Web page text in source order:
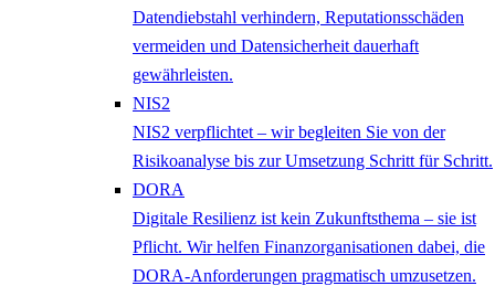
Datendiebstahl verhindern, Reputationsschäden
vermeiden und Datensicherheit dauerhaft
gewährleisten.
NIS2
NIS2 verpflichtet – wir begleiten Sie von der
Risikoanalyse bis zur Umsetzung Schritt für Schritt.
DORA
Digitale Resilienz ist kein Zukunftsthema – sie ist
Pflicht. Wir helfen Finanzorganisationen dabei, die
DORA-Anforderungen pragmatisch umzusetzen.